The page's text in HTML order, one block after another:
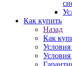
Как купить
Назад
Как
Условия